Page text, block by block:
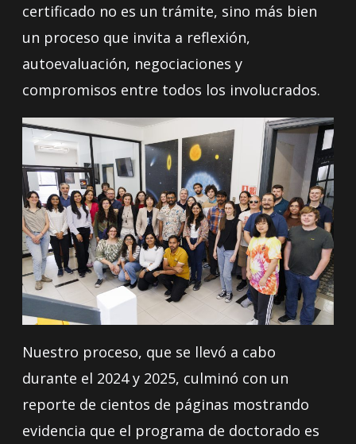
certificado no es un trámite, sino más bien
un proceso que invita a reflexión,
autoevaluación, negociaciones y
compromisos entre todos los involucrados.
Nuestro proceso, que se llevó a cabo
durante el 2024 y 2025, culminó con un
reporte de cientos de páginas mostrando
evidencia que el programa de doctorado es